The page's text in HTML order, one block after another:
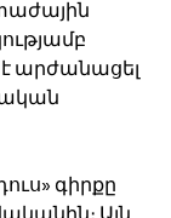
արժանացել
գիրքը